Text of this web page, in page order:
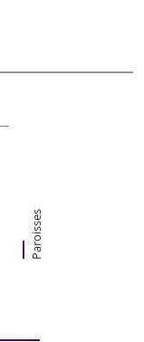
Paroisses